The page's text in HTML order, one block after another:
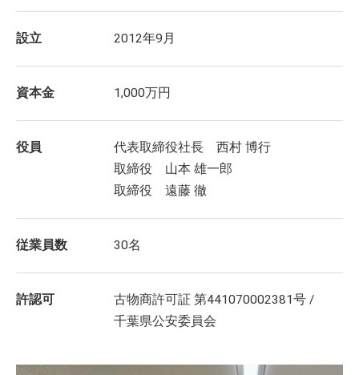
設立 2012年9月
資本金 1,000万円
役員
代表取締役社長 西村 博行
取締役 山本 雄一郎
取締役 遠藤 徹
従業員数 30名
許認可
古物商許可証 第441070002381号 /
千葉県公安委員会